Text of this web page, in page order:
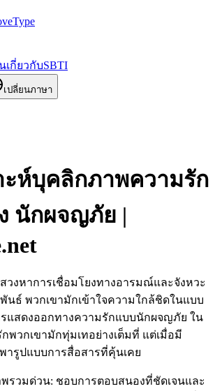
เกี่ยวกับSBTI
เปลี่ยนภาษา
ะห์บุคลิกภาพความรัก
นักผจญภัย |
งหาการเชื่อมโยงทางอารมณ์และจังหวะ
ธ์ พวกเขามักเข้าใจความใกล้ชิดในแบบ
แสดงออกทางความรักแบบนักผจญภัย ใน
พวกเขามักทุ่มเทอย่างเต็มที่ แต่เมื่อมี
ารูปแบบการสื่อสารที่คุ้นเคย
รวมด่วน: ชอบการตอบสนองที่ชัดเจนและ